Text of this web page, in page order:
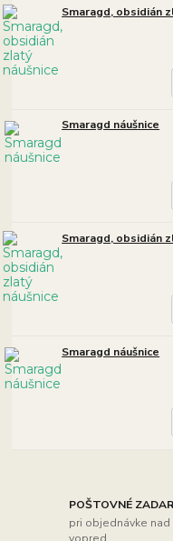
Smaragd, obsidián
Smaragd náušnice
Smaragd, obsidián
Smaragd náušnice
POŠTOVNÉ
pri objednávke
vopred